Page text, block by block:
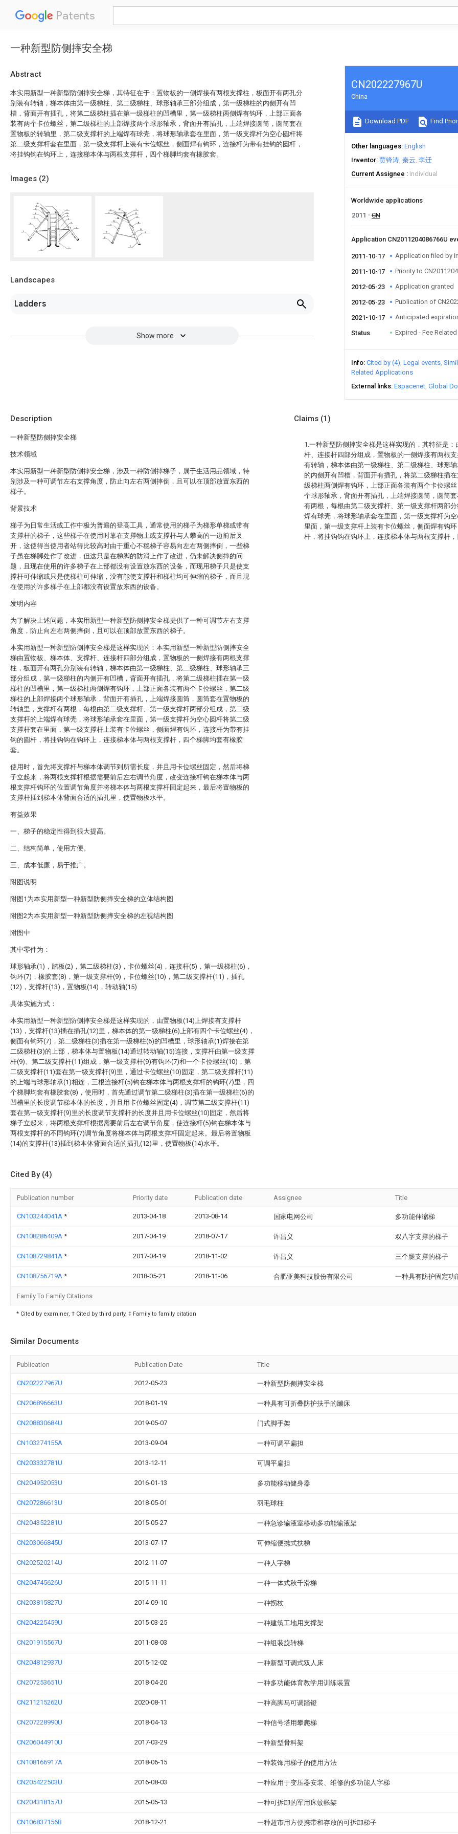
Patents
一种新型防侧摔安全梯
Abstract
本实用新型一种新型防侧摔安全梯，其特征在于：置物板的一侧焊接有两根支撑柱，板面开有两孔分
别装有转轴，梯本体由第一级梯柱、第二级梯柱、球形轴承三部分组成，第一级梯柱的内侧开有凹
槽，背面开有插孔，将第二级梯柱插在第一级梯柱的凹槽里，第一级梯柱两侧焊有钩环，上部正面各
装有两个卡位螺丝，第二级梯柱的上部焊接两个球形轴承，背面开有插孔，上端焊接圆筒，圆筒套在
置物板的转轴里，第二级支撑杆的上端焊有球壳，将球形轴承套在里面，第一级支撑杆为空心圆杆将
第二级支撑杆套在里面，第一级支撑杆上装有卡位螺丝，侧面焊有钩环，连接杆为带有挂钩的圆杆，
将挂钩钩在钩环上，连接梯本体与两根支撑杆，四个梯脚均套有橡胶套。
Images (2)
Landscapes
Ladders
Show more
CN202227967U
China
Download PDF Find
Other languages English
Inventor 贾锋涛 秦云 李迁
Current Assignee
Individual
Worldwide applications
2011
CN
Application CN2011204086766U
2011-10-17 Application filed by
2011-10-17 Priority to
2012-05-23 Application granted
2012-05-23 Publication of
2021-10-17 Anticipated
Status Expired - Fee Related
Info Cited by (4) Legal events
Related Applications
External links Espacenet Global
Description
一种新型防侧摔安全梯
技术领域
本实用新型一种新型防侧摔安全梯，涉及一种防侧摔梯子，属于生活用品领域，特
别涉及一种可调节左右支撑角度，防止向左右两侧摔倒，且可以在顶部放置东西的
梯子。
背景技术
梯子为日常生活或工作中极为普遍的登高工具，通常使用的梯子为梯形单梯或带有
支撑杆的梯子，这些梯子在使用时靠在支撑物上或支撑杆与人攀高的一边前后叉
开，这使得当使用者站得比较高时由于重心不稳梯子容易向左右两侧摔倒，一些梯
子虽在梯脚处作了改进，但这只是在梯脚的防滑上作了改进，仍未解决侧摔的问
题，且现在使用的许多梯子在上部都没有设置放东西的设备，而现用梯子只是使支
撑杆可伸缩或只是使梯柱可伸缩，没有能使支撑杆和梯柱均可伸缩的梯子，而且现
在使用的许多梯子在上部都没有设置放东西的设备。
发明内容
为了解决上述问题，本实用新型一种新型防侧摔安全梯提供了一种可调节左右支撑
角度，防止向左右两侧摔倒，且可以在顶部放置东西的梯子。
本实用新型一种新型防侧摔安全梯是这样实现的：本实用新型一种新型防侧摔安全
梯由置物板、梯本体、支撑杆、连接杆四部分组成，置物板的一侧焊接有两根支撑
柱，板面开有两孔分别装有转轴，梯本体由第一级梯柱、第二级梯柱、球形轴承三
部分组成，第一级梯柱的内侧开有凹槽，背面开有插孔，将第二级梯柱插在第一级
梯柱的凹槽里，第一级梯柱两侧焊有钩环，上部正面各装有两个卡位螺丝，第二级
梯柱的上部焊接两个球形轴承，背面开有插孔，上端焊接圆筒，圆筒套在置物板的
转轴里，支撑杆有两根，每根由第二级支撑杆、第一级支撑杆两部分组成，第二级
支撑杆的上端焊有球壳，将球形轴承套在里面，第一级支撑杆为空心圆杆将第二级
支撑杆套在里面，第一级支撑杆上装有卡位螺丝，侧面焊有钩环，连接杆为带有挂
钩的圆杆，将挂钩钩在钩环上，连接梯本体与两根支撑杆，四个梯脚均套有橡胶
套。
使用时，首先将支撑杆与梯本体调节到所需长度，并且用卡位螺丝固定，然后将梯
子立起来，将两根支撑杆根据需要前后左右调节角度，改变连接杆钩在梯本体与两
根支撑杆钩环的位置调节角度并将梯本体与两根支撑杆固定起来，最后将置物板的
支撑杆插到梯本体背面合适的插孔里，使置物板水平。
有益效果
一、梯子的稳定性得到很大提高。
二、结构简单，使用方便。
三、成本低廉，易于推广。
附图说明
附图1为本实用新型一种新型防侧摔安全梯的立体结构图
附图2为本实用新型一种新型防侧摔安全梯的左视结构图
附图中
其中零件为：
球形轴承(1)，踏板(2)，第二级梯柱(3)，卡位螺丝(4)，连接杆(5)，第一级梯柱(6)，
钩环(7)，橡胶套(8)，第一级支撑杆(9)，卡位螺丝(10)，第二级支撑杆(11)，插孔
(12)，支撑杆(13)，置物板(14)，转动轴(15)
具体实施方式：
本实用新型一种新型防侧摔安全梯是这样实现的，由置物板(14)上焊接有支撑杆
(13)，支撑杆(13)插在插孔(12)里，梯本体的第一级梯柱(6)上部有四个卡位螺丝(4)，
侧面有钩环(7)，第二级梯柱(3)插在第一级梯柱(6)的凹槽里，球形轴承(1)焊接在第
二级梯柱(3)的上部，梯本体与置物板(14)通过转动轴(15)连接，支撑杆由第一级支撑
杆(9)、第二级支撑杆(11)组成，第一级支撑杆(9)有钩环(7)和一个卡位螺丝(10)，第
二级支撑杆(11)套在第一级支撑杆(9)里，通过卡位螺丝(10)固定，第二级支撑杆(11)
的上端与球形轴承(1)相连，三根连接杆(5)钩在梯本体与两根支撑杆的钩环(7)里，四
个梯脚均套有橡胶套(8)，使用时，首先通过调节第二级梯柱(3)插在第一级梯柱(6)的
凹槽里的长度调节梯本体的长度，并且用卡位螺丝固定(4)，调节第二级支撑杆(11)
套在第一级支撑杆(9)里的长度调节支撑杆的长度并且用卡位螺丝(10)固定，然后将
梯子立起来，将两根支撑杆根据需要前后左右调节角度，使连接杆(5)钩在梯本体与
两根支撑杆的不同钩环(7)调节角度将梯本体与两根支撑杆固定起来。最后将置物板
(14)的支撑杆(13)插到梯本体背面合适的插孔(12)里，使置物板(14)水平。
Claims (1)
1.一种新型防侧摔安全梯是这样实现的，其特征是
杆、连接杆四部分组成，置物板的一侧焊接有两根
有转轴，梯本体由第一级梯柱、第二级梯柱、球形
的内侧开有凹槽，背面开有插孔，将第二级梯柱插
级梯柱两侧焊有钩环，上部正面各装有两个卡位螺
个球形轴承，背面开有插孔，上端焊接圆筒，圆筒
有两根，每根由第二级支撑杆、第一级支撑杆两部
焊有球壳，将球形轴承套在里面，第一级支撑杆为
里面，第一级支撑杆上装有卡位螺丝，侧面焊有钩
杆，将挂钩钩在钩环上，连接梯本体与两根支撑杆，
Cited By (4)
Publication number Priority date Publication date Assignee Title
CN103244041A * 2013-04-18 2013-08-14 国家电网公司 多功能伸缩梯
CN108286409A * 2017-04-19 2018-07-17 许昌义 双八字支撑的梯子
CN108729841A * 2017-04-19 2018-11-02 许昌义 三个腿支撑的梯子
CN108756719A * 2018-05-21 2018-11-06 合肥亚美科技股份有限公司 一种具有防护固定功
Family To Family Citations
* Cited by examiner, † Cited by third party, ‡ Family to family citation
Similar Documents
Publication Publication Date Title
CN202227967U 2012-05-23 一种新型防侧摔安全梯
CN206896663U 2018-01-19 一种具有可折叠防护扶手的蹦床
CN208830684U 2019-05-07 门式脚手架
CN103274155A 2013-09-04 一种可调平扁担
CN203332781U 2013-12-11 可调平扁担
CN204952053U 2016-01-13 多功能移动健身器
CN207286613U 2018-05-01 羽毛球柱
CN204352281U 2015-05-27 一种急诊输液室移动多功能输液架
CN203066845U 2013-07-17 可伸缩便携式扶梯
CN202520214U 2012-11-07 一种人字梯
CN204745626U 2015-11-11 一种一体式秋千滑梯
CN203815827U 2014-09-10 一种拐杖
CN204225459U 2015-03-25 一种建筑工地用支撑架
CN201915567U 2011-08-03 一种组装旋转梯
CN204812937U 2015-12-02 一种新型可调式双人床
CN207253651U 2018-04-20 一种多功能体育教学用训练装置
CN211215262U 2020-08-11 一种高脚马可调踏镫
CN207228990U 2018-04-13 一种信号塔用攀爬梯
CN206044910U 2017-03-29 一种新型骨科架
CN108166917A 2018-06-15 一种装饰用梯子的使用方法
CN205422503U 2016-08-03 一种应用于变压器安装、维修的多功能人字梯
CN204318157U 2015-05-13 一种可拆卸的军用床蚊帐架
CN106837156B 2018-12-21 一种超市用方便携带和存放的可拆卸梯子